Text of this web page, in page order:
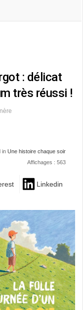
: délicat
très réussi !
in Une histoire chaque soir
Affichages : 563
Linkedin